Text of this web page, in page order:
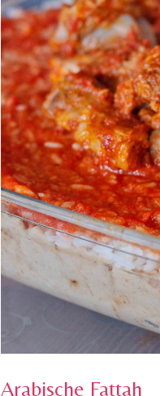
Arabische Fattah